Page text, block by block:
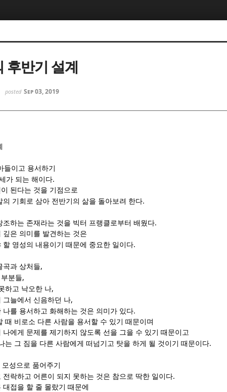
후반기 설계
posted Sep 03, 2019
들이고 용서하기
가 되는 해이다.
된다는 것을 기점으로
의 기회로 삼아 전반기의 삶을 돌아보려 한다.
조하는 존재라는 것을 빅터 프랭클로부터 배웠다.
깊은 의미를 발견하는 것은
할 영성의 내용이기 때문에 중요한 일이다.
곡과 상처들,
분들,
하고 낙오한 나,
그늘에서 신음하던 나,
나를 용서하고 화해하는 것은 의미가 있다.
때 비로소 다른 사람을 용서할 수 있기 때문이며
나에게 문제를 제기하지 않도록 선을 그을 수 있기 때문이고
는 그 짐을 다른 사람에게 떠넘기고 탓을 하게 될 것이기 때문이다.
성으로 품어주기
전락하고 어른이 되지 못하는 것은 참으로 딱한 일이다.
접을 할 줄 몰랐기 때문에
스케치북5
스케치북5